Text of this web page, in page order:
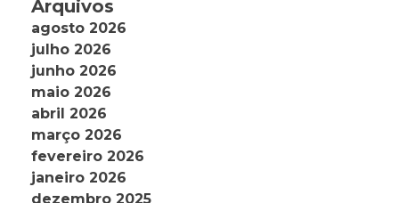
Arquivos
agosto 2026
julho 2026
junho 2026
maio 2026
abril 2026
março 2026
fevereiro 2026
janeiro 2026
dezembro 2025